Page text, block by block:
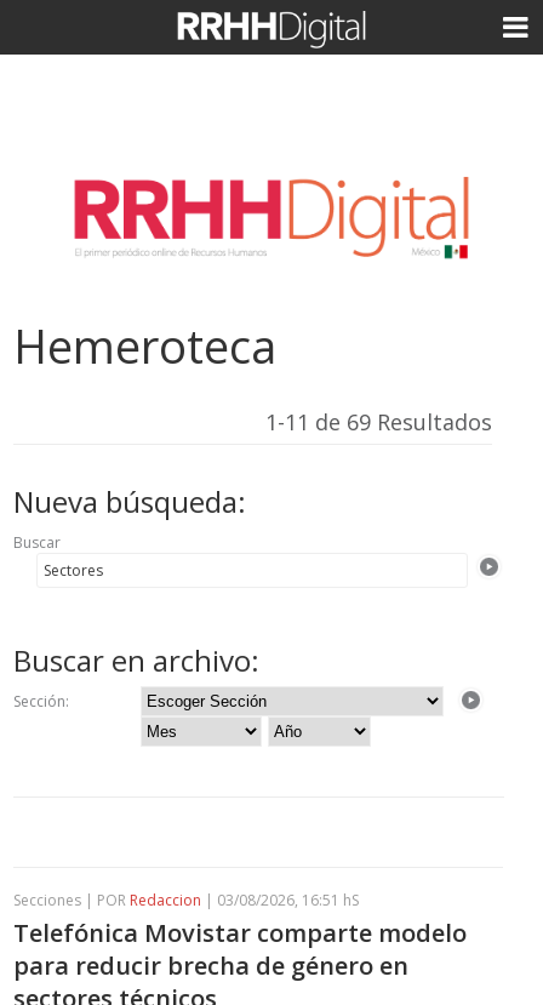
Hemeroteca
1-11 de 69 Resultados
Nueva búsqueda:
Buscar
Buscar en archivo:
Sección:
Secciones | POR Redaccion | 03/08/2026, 16:51 hS
Telefónica Movistar comparte modelo
para reducir brecha de género en
sectores técnicos